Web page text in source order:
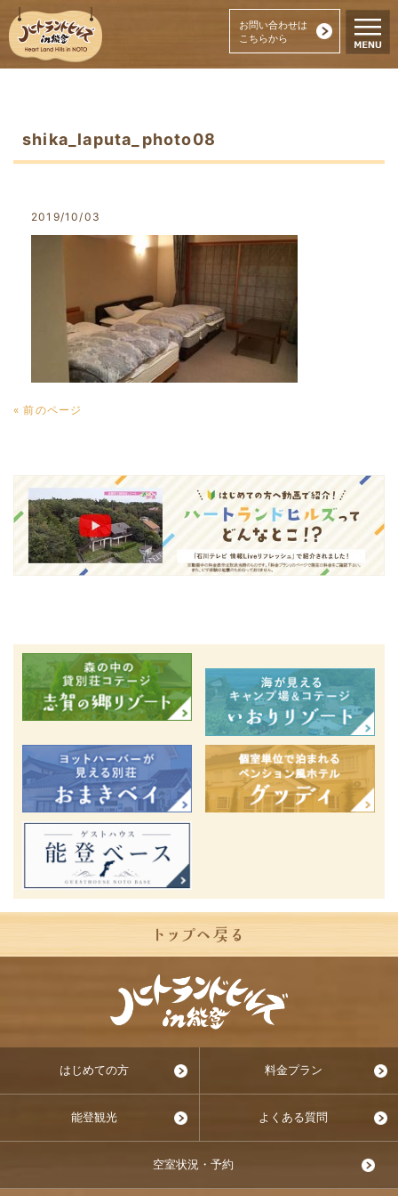
お問い合わせは
こちらから
shika_laputa_photo08
2019/10/03
« 前のページ
はじめての方 料金プラン
能登観光 よくある質問
空室状況・予約